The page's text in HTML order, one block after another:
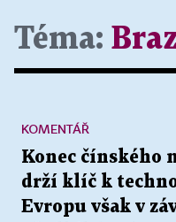
Téma:
Konec čínského
drží klíč k
Evropu však v
KOMENTÁŘ